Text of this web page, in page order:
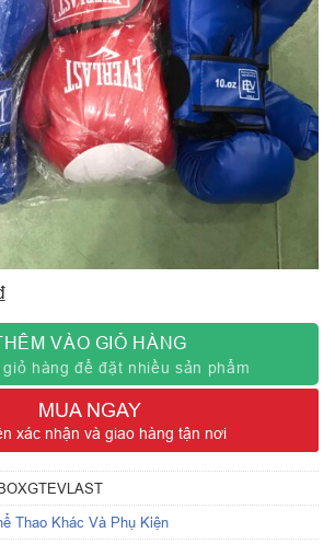
VÀO GIỎ HÀNG
hàng để đặt nhiều sản phẩm
MUA NGAY
xác nhận và giao hàng tận nơi
Thao Khác Và Phụ Kiện